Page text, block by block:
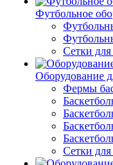
Футбольное
Сетки
Оборудование
Фермы
Сетки для